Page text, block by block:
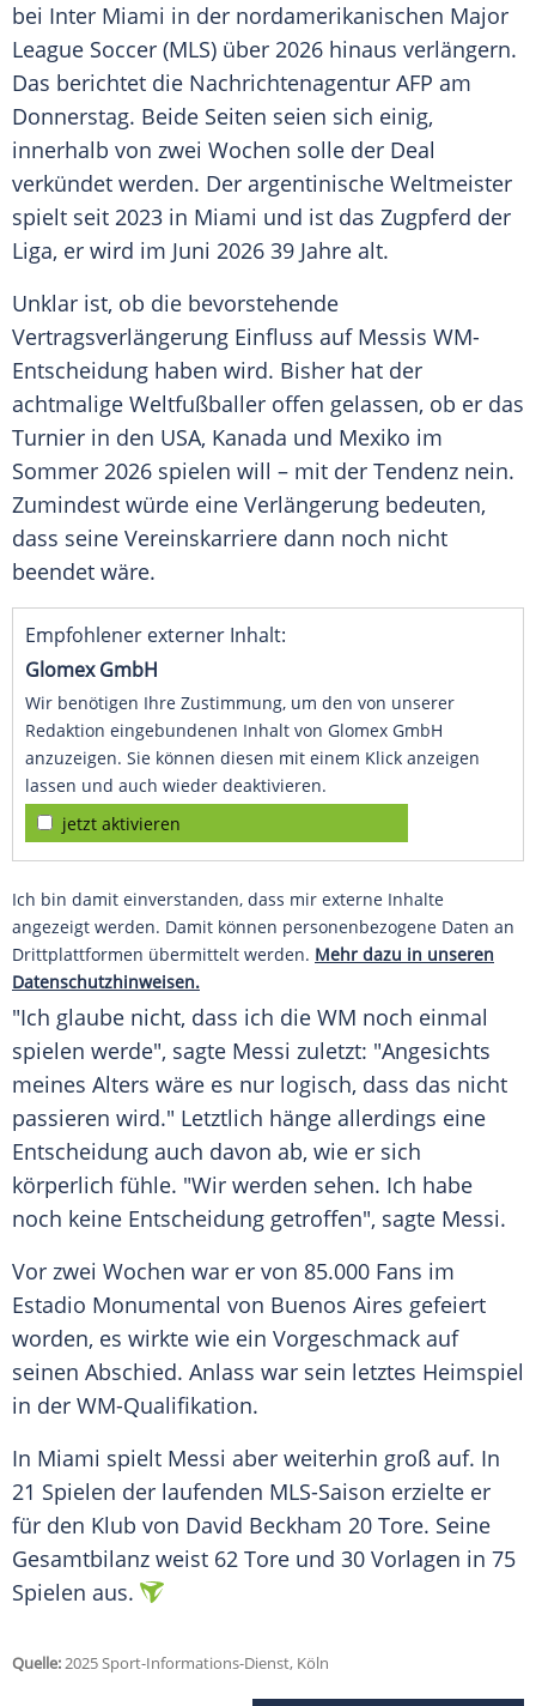
bei Inter Miami in der nordamerikanischen Major
League Soccer (MLS) über 2026 hinaus verlängern.
Das berichtet die Nachrichtenagentur AFP am
Donnerstag. Beide Seiten seien sich einig,
innerhalb von zwei Wochen solle der Deal
verkündet werden. Der argentinische Weltmeister
spielt seit 2023 in Miami und ist das Zugpferd der
Liga, er wird im Juni 2026 39 Jahre alt.
Unklar ist, ob die bevorstehende
Vertragsverlängerung Einfluss auf Messis WM-
Entscheidung haben wird. Bisher hat der
achtmalige Weltfußballer offen gelassen, ob er das
Turnier in den USA, Kanada und Mexiko im
Sommer 2026 spielen will – mit der Tendenz nein.
Zumindest würde eine Verlängerung bedeuten,
dass seine Vereinskarriere dann noch nicht
beendet wäre.
Empfohlener externer Inhalt:
Glomex GmbH
Wir benötigen Ihre Zustimmung, um den von unserer
Redaktion eingebundenen Inhalt von Glomex GmbH
anzuzeigen. Sie können diesen mit einem Klick anzeigen
lassen und auch wieder deaktivieren.
jetzt aktivieren
Ich bin damit einverstanden, dass mir externe Inhalte
angezeigt werden. Damit können personenbezogene Daten an
Drittplattformen übermittelt werden. Mehr dazu in unseren
Datenschutzhinweisen.
"Ich glaube nicht, dass ich die WM noch einmal
spielen werde", sagte Messi zuletzt: "Angesichts
meines Alters wäre es nur logisch, dass das nicht
passieren wird." Letztlich hänge allerdings eine
Entscheidung auch davon ab, wie er sich
körperlich fühle. "Wir werden sehen. Ich habe
noch keine Entscheidung getroffen", sagte Messi.
Vor zwei Wochen war er von 85.000 Fans im
Estadio Monumental von Buenos Aires gefeiert
worden, es wirkte wie ein Vorgeschmack auf
seinen Abschied. Anlass war sein letztes Heimspiel
in der WM-Qualifikation.
In Miami spielt Messi aber weiterhin groß auf. In
21 Spielen der laufenden MLS-Saison erzielte er
für den Klub von David Beckham 20 Tore. Seine
Gesamtbilanz weist 62 Tore und 30 Vorlagen in 75
Spielen aus.
Quelle:2025 Sport-Informations-Dienst, Köln